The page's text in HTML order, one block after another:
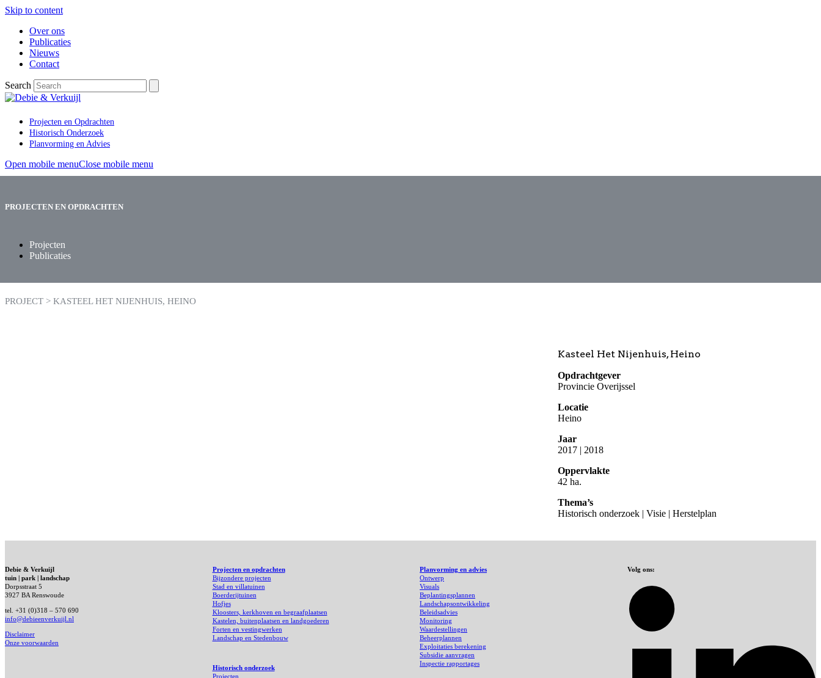
Skip to content
Over ons
Publicaties
Nieuws
Contact
Search
Projecten en Opdrachten
Historisch Onderzoek
Planvorming en Advies
Open mobile menuClose mobile menu
PROJECTEN EN OPDRACHTEN
Projecten
Publicaties
PROJECT > KASTEEL HET NIJENHUIS, HEINO
Kasteel Het Nijenhuis, Heino
Opdrachtgever
Provincie Overijssel
Locatie
Heino
Jaar
2017 | 2018
Oppervlakte
42 ha.
Thema’s
Historisch onderzoek | Visie | Herstelplan
Debie & Verkuijl
tuin | park | landschap
Dorpsstraat 5
3927 BA Renswoude
tel. +31 (0)318 – 570 690
info@debieenverkuijl.nl
Disclaimer
Onze voorwaarden
Projecten en opdrachten
Bijzondere projecten
Stad en villatuinen
Boerderijtuinen
Hofjes
Kloosters, kerkhoven en begraafplaatsen
Kastelen, buitenplaatsen en landgoederen
Forten en vestingwerken
Landschap en Stedenbouw
Historisch onderzoek
Projecten
Planvorming en advies
Ontwerp
Visuals
Beplantingsplannen
Landschapsontwikkeling
Beleidsadvies
Monitoring
Waardestellingen
Beheerplannen
Exploitaties berekening
Subsidie aanvragen
Inspectie rapportages
Volg ons: